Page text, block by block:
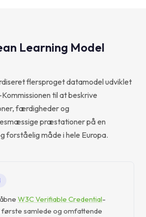
Learning Model
flersproget datamodel udviklet
til at beskrive
færdigheder og
præstationer på en
forståelig måde i hele Europa.
W3C Verifiable Credential-
samlede og omfattende